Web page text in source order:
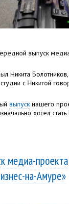
выпуск
Никита
с Никитой
выпуск нашего
хотел стать
медиа-
на-Амуре»